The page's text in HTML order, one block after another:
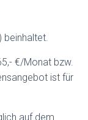
beinhaltet.
€/Monat bzw.
ist für
auf dem